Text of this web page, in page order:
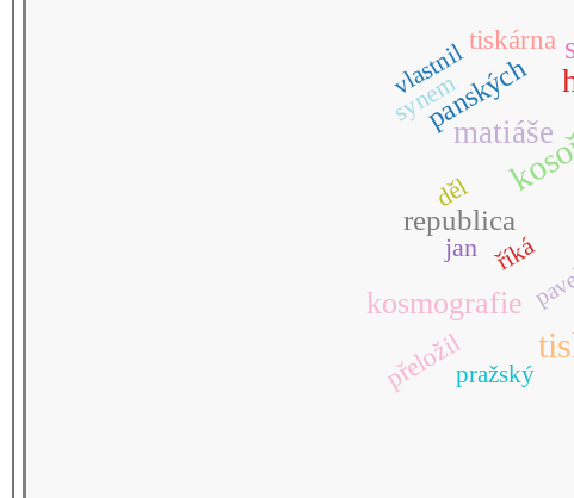
matiáše
kosmografie
republica
panských
tiskárna
jan
přeložil
děl
pražský
synem
vlastnil
říká